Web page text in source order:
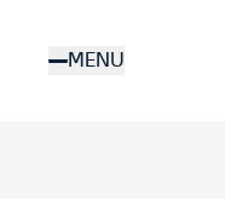
MENU